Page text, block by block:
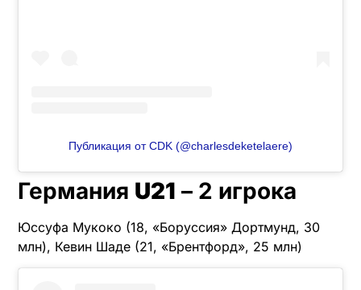
Публикация от CDK (@charlesdeketelaere)
Германия U21 – 2 игрока
Юссуфа Мукоко (18, «Боруссия» Дортмунд, 30
млн), Кевин Шаде (21, «Брентфорд», 25 млн)